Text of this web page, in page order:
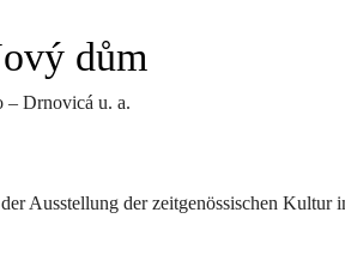
dům​
– Drnovicá u. a.
Ausstellung der zeitgenössischen